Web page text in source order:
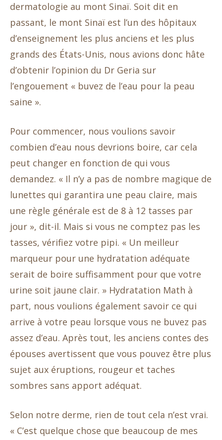
dermatologie au mont Sinaï. Soit dit en
passant, le mont Sinaï est l’un des hôpitaux
d’enseignement les plus anciens et les plus
grands des États-Unis, nous avions donc hâte
d’obtenir l’opinion du Dr Geria sur
l’engouement « buvez de l’eau pour la peau
saine ».
Pour commencer, nous voulions savoir
combien d’eau nous devrions boire, car cela
peut changer en fonction de qui vous
demandez. « Il n’y a pas de nombre magique de
lunettes qui garantira une peau claire, mais
une règle générale est de 8 à 12 tasses par
jour », dit-il. Mais si vous ne comptez pas les
tasses, vérifiez votre pipi. « Un meilleur
marqueur pour une hydratation adéquate
serait de boire suffisamment pour que votre
urine soit jaune clair. » Hydratation Math à
part, nous voulions également savoir ce qui
arrive à votre peau lorsque vous ne buvez pas
assez d’eau. Après tout, les anciens contes des
épouses avertissent que vous pouvez être plus
sujet aux éruptions, rougeur et taches
sombres sans apport adéquat.
Selon notre derme, rien de tout cela n’est vrai.
« C’est quelque chose que beaucoup de mes